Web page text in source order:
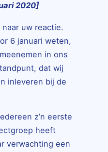
2020]
uw reactie.
6 januari weten,
in ons
dat wij
inleveren bij de
z’n eerste
heeft
verwachting een